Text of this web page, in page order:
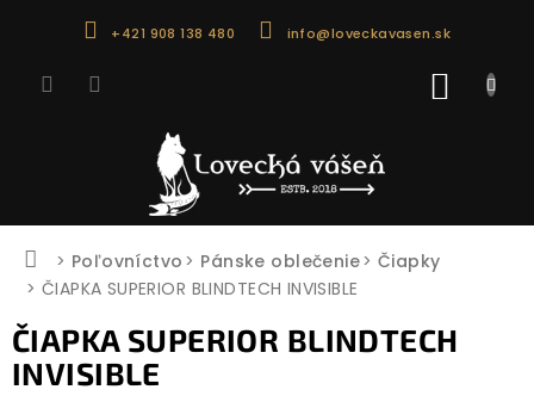
+421 908 138 480 info@loveckavasen.sk
Domov
Poľovníctvo Pánske oblečenie
Čiapky
ČIAPKA SUPERIOR BLINDTECH INVISIBLE
ČIAPKA SUPERIOR BLINDTECH
INVISIBLE